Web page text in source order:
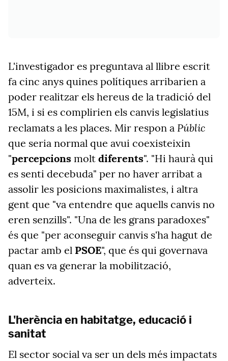
L'investigador es preguntava al llibre escrit
fa cinc anys quines polítiques arribarien a
poder realitzar els hereus de la tradició del
15M, i si es complirien els canvis legislatius
reclamats a les places. Mir respon a Públic
que seria normal que avui coexisteixin
"percepcions molt diferents". "Hi haurà qui
es senti decebuda" per no haver arribat a
assolir les posicions maximalistes, i altra
gent que "va entendre que aquells canvis no
eren senzills". "Una de les grans paradoxes"
és que "per aconseguir canvis s'ha hagut de
pactar amb el PSOE", que és qui governava
quan es va generar la mobilització,
adverteix.
L'herència en habitatge, educació i
sanitat
El sector social va ser un dels més impactats